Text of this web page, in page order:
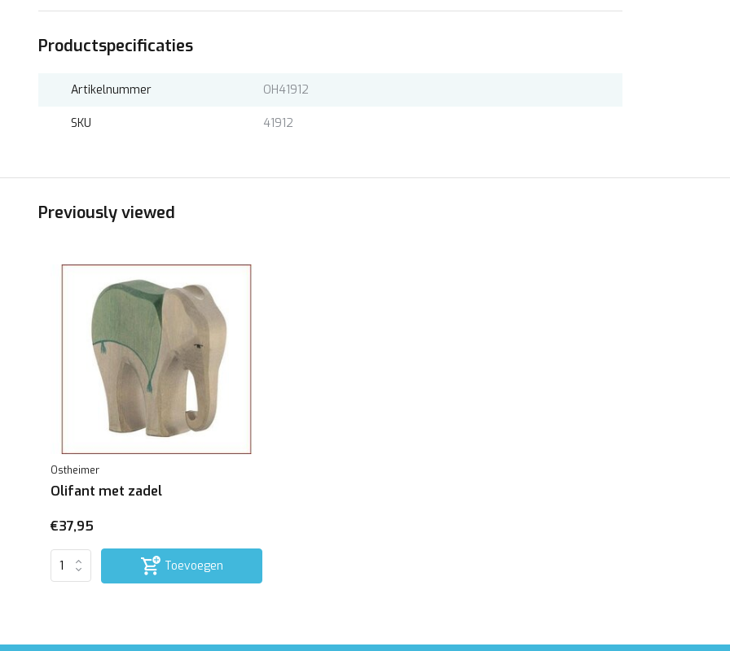
Productspecificaties
Artikelnummer OH41912
SKU 41912
Previously viewed
Ostheimer
Olifant met zadel
€37,95
Toevoegen